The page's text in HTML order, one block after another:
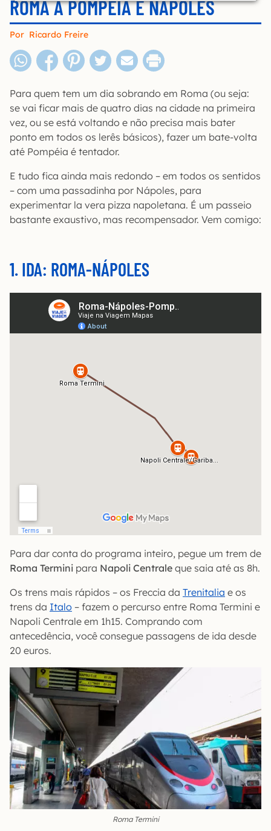
ROMA A POMPEIA E NÁPOLES
Por Ricardo Freire
Para quem tem um dia sobrando em Roma (ou seja:
se vai ficar mais de quatro dias na cidade na primeira
vez, ou se está voltando e não precisa mais bater
ponto em todos os lerês básicos), fazer um bate-volta
até Pompéia é tentador.
E tudo fica ainda mais redondo – em todos os sentidos
– com uma passadinha por Nápoles, para
experimentar la vera pizza napoletana. É um passeio
bastante exaustivo, mas recompensador. Vem comigo:
1. IDA: ROMA-NÁPOLES
Para dar conta do programa inteiro, pegue um trem de
Roma Termini para Napoli Centrale que saia até as 8h.
Os trens mais rápidos – os Freccia da Trenitalia e os
trens da Italo – fazem o percurso entre Roma Termini e
Napoli Centrale em 1h15. Comprando com
antecedência, você consegue passagens de ida desde
20 euros.
Roma Termini